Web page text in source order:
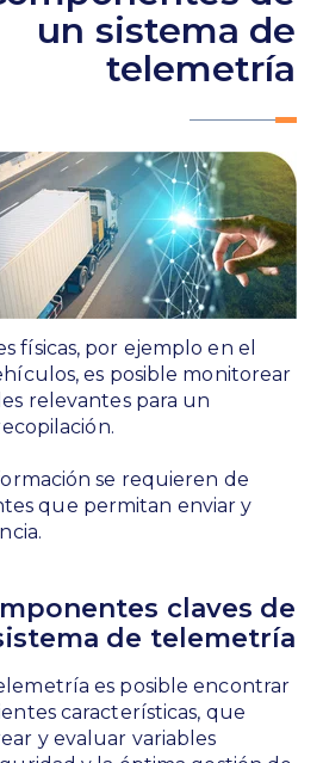
un sistema de
telemetría
físicas, por ejemplo en el
es posible monitorear
relevantes para un
se requieren de
que permitan enviar y
claves de
de telemetría
es posible encontrar
características, que
y evaluar variables